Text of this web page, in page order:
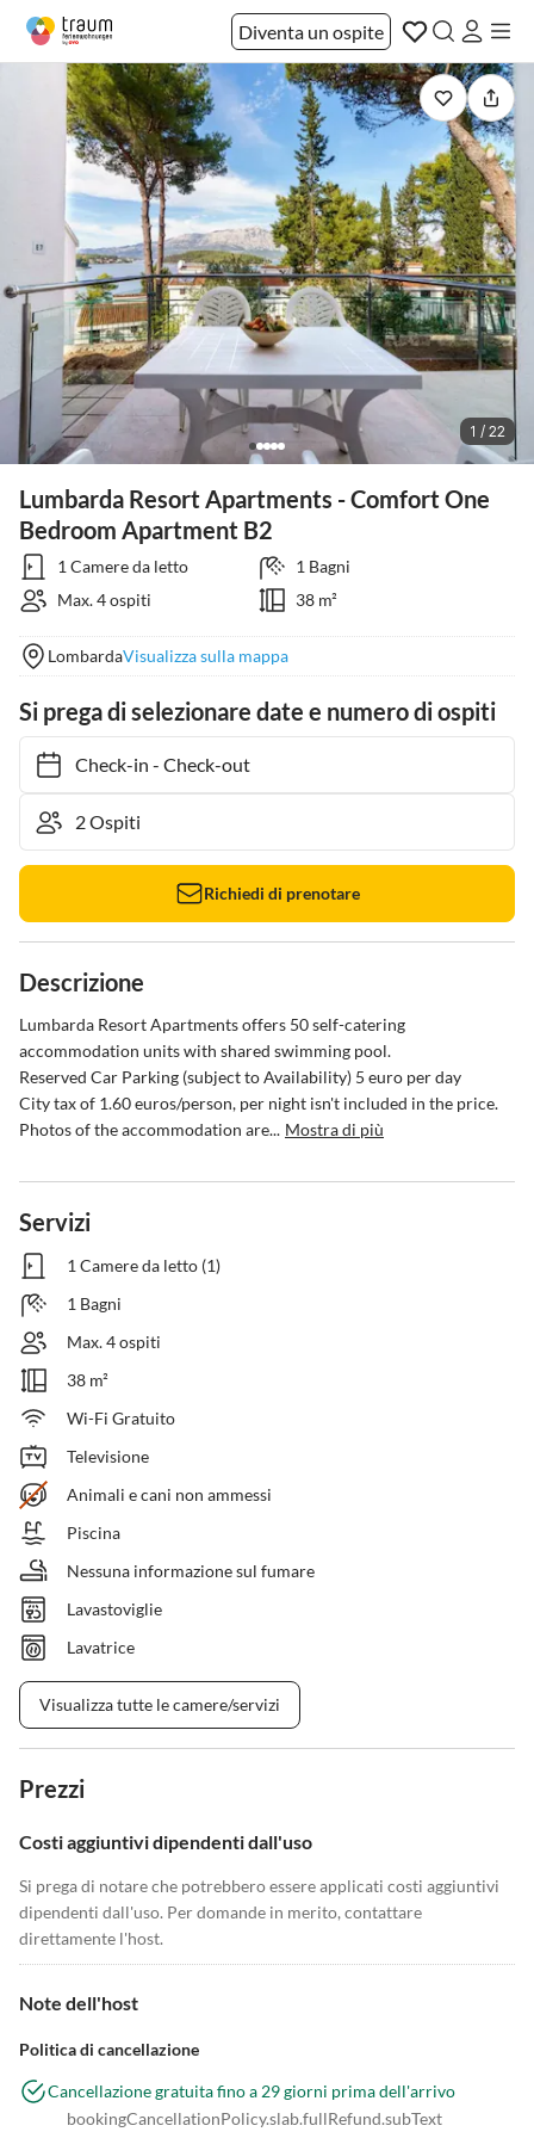
Diventa un ospite
1 / 22
Lumbarda Resort Apartments - Comfort One
Bedroom Apartment B2
1 Camere da letto
1 Bagni
Max. 4 ospiti
38 m²
LombardaVisualizza sulla mappa
Si prega di selezionare date e numero di ospiti
Check-in- Check-out
Richiedi di prenotare
Descrizione
Lumbarda Resort Apartments offers 50 self-catering
accommodation units with shared swimming pool.
Reserved Car Parking (subject to Availability) 5 euro per day
City tax of 1.60 euros/person, per night isn't included in the price.
Photos of the accommodation are... Mostra di più
Servizi
1 Camere da letto (1)
1 Bagni
Max. 4 ospiti
38 m²
Wi-Fi Gratuito
Televisione
Animali e cani non ammessi
Piscina
Nessuna informazione sul fumare
Lavastoviglie
Lavatrice
Visualizza tutte le camere/servizi
Prezzi
Costi aggiuntivi dipendenti dall'uso
Si prega di notare che potrebbero essere applicati costi aggiuntivi
dipendenti dall'uso. Per domande in merito, contattare
direttamente l'host.
Note dell'host
Politica di cancellazione
Cancellazione gratuita fino a 29 giorni prima dell'arrivo
bookingCancellationPolicy.slab.fullRefund.subText